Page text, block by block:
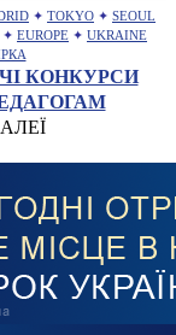
✦ TOKYO ✦ SEOUL
✦ EUROPE ✦ UKRAINE
КОНКУРСИ